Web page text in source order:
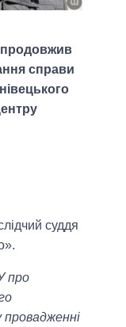
справи
суддя
про
провадженні